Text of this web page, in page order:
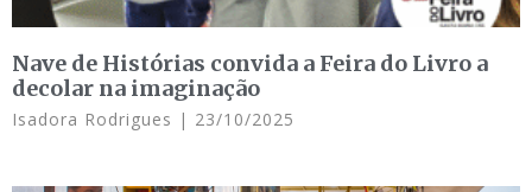
Nave de Histórias convida a Feira do Livro a
decolar na imaginação
Isadora Rodrigues 23/10/2025